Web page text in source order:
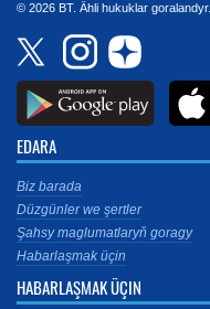
© 2026 BT. Ähli hukuklar goralandyr.
EDARA
Biz barada
Düzgünler we şertler
Şahsy maglumatlaryň goragy
Habarlaşmak üçin
HABARLAŞMAK ÜÇIN